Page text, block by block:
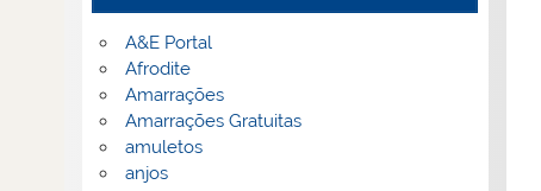
A&E Portal
Afrodite
Amarrações
Amarrações Gratuitas
amuletos
anjos